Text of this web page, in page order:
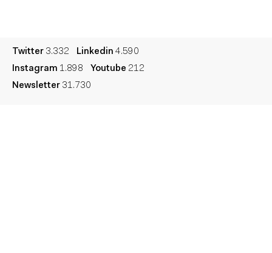
Twitter 3.332 Linkedin 4.590
Instagram 1.898 Youtube 212
Newsletter 31.730